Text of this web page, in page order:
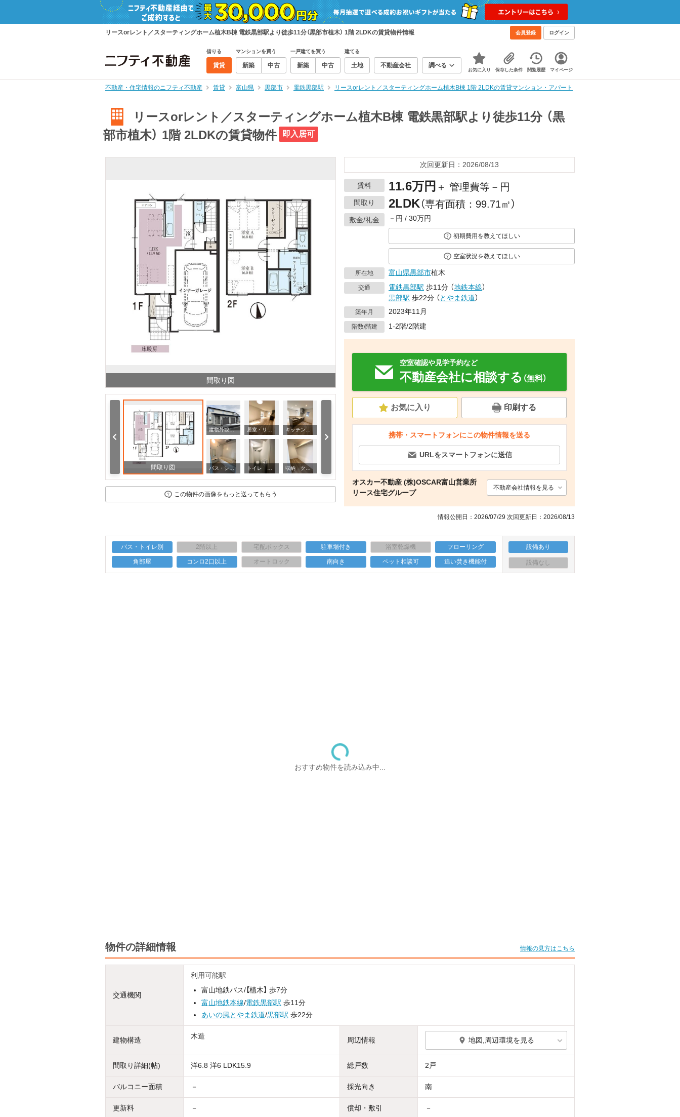
リースorレント／スターティングホーム植木B棟 電鉄黒部駅より徒歩11分（黒部市植木） 1階 2LDKの賃貸物件情報 会員登録 ログイン
借りる
賃貸
マンションを買う
新築 中古
一戸建てを買う
新築 中古
建てる
土地 不動産会社 調べる
お気に入り 保存した条件 閲覧履歴 マイページ
不動産・住宅情報のニフティ不動産 賃貸 富山県 黒部市 電鉄黒部駅 リースorレント／スターティングホーム植木B棟 1階 2LDKの賃貸マンション・アパート
リースorレント／スターティングホーム植木B棟 電鉄黒部駅より徒歩11分 （黒
部市植木） 1階 2LDKの賃貸物件
即入居可
間取り図
間取り図
建物外観 電鉄黒部駅まで徒歩10分！閑静な住宅街にあるガレージ付賃貸 居室・リビング LDK15.9帖・やわらかなあたたかさの床暖房付。 キッチン お料理がのびのびできるワイドタイプキッチン。食洗機付
バス・シャワールーム のびのび足を延ばせる1坪UB。衣類乾燥もできる浴室暖房機有。 収納 クローゼット2.3帖 枕棚レール付で沢山の洋服も収納可。
この物件の画像をもっと送ってもらう
次回更新日：2026/08/13
賃料 11.6万円 ＋ 管理費等－円
間取り 2LDK（専有面積：99.71㎡）
敷金/礼金 －円 / 30万円
初期費用を教えてほしい
空室状況を教えてほしい
所在地 富山県黒部市植木
交通 電鉄黒部駅 歩11分 （地鉄本線）
黒部駅 歩22分 （とやま鉄道）
築年月 2023年11月
階数/階建 1-2階/2階建
空室確認や見学予約など
不動産会社に相談する （無料）
お気に入り 印刷する
携帯・スマートフォンにこの物件情報を送る
URLをスマートフォンに送信
オスカー不動産 (株)OSCAR富山営業所
リース住宅グループ
不動産会社情報を見る
情報公開日：2026/07/29 次回更新日：2026/08/13
バス・トイレ別 2階以上 宅配ボックス 駐車場付き 浴室乾燥機 フローリング
角部屋 コンロ2口以上 オートロック 南向き ペット相談可 追い焚き機能付
設備あり
設備なし
おすすめ物件を読み込み中...
物件の詳細情報 情報の見方はこちら
交通機関
利用可能駅
富山地鉄バス/【植木】 歩7分
富山地鉄本線/電鉄黒部駅 歩11分
あいの風とやま鉄道/黒部駅 歩22分
建物構造 木造 周辺情報 地図,周辺環境を見る
間取り詳細(帖) 洋6.8 洋6 LDK15.9 総戸数 2戸
バルコニー面積 － 採光向き 南
更新料 － 償却・敷引 －